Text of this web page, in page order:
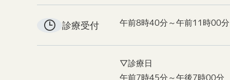
診療受付 午前8時40分～午前11時00分
▽診療日
午前7時45分～午後7時00分